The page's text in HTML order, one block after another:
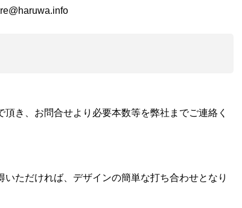
き、お問合せより必要本数等を弊社までご連絡く
ただければ、デザインの簡単な打ち合わせとなり